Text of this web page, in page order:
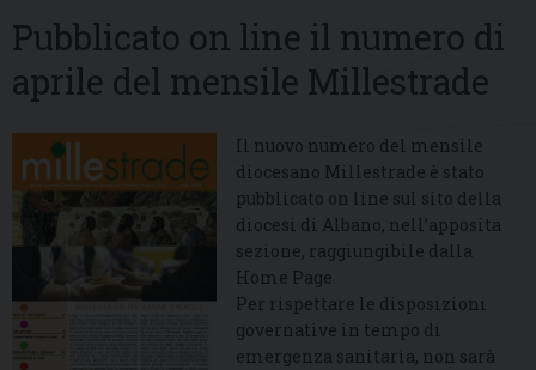
Pubblicato on line il numero di
aprile del mensile Millestrade
Il nuovo numero del mensile
diocesano Millestrade è stato
pubblicato on line sul sito della
diocesi di Albano, nell’apposita
sezione, raggiungibile dalla
Home Page.
Per rispettare le disposizioni
governative in tempo di
emergenza sanitaria, non sarà